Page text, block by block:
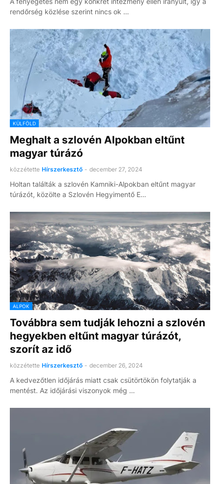
rendőrség közlése szerint nincs ok …
KÜLFÖLD
Meghalt a szlovén Alpokban eltűnt
magyar túrázó
közzétette Hírszerkesztő - december 27, 2024
Holtan találták a szlovén Kamniki-Alpokban eltűnt magyar
túrázót, közölte a Szlovén Hegyimentő E…
ALPOK
Továbbra sem tudják lehozni a szlovén
hegyekben eltűnt magyar túrázót,
szorít az idő
közzétette Hírszerkesztő - december 26, 2024
A kedvezőtlen időjárás miatt csak csütörtökön folytatják a
mentést. Az időjárási viszonyok még …